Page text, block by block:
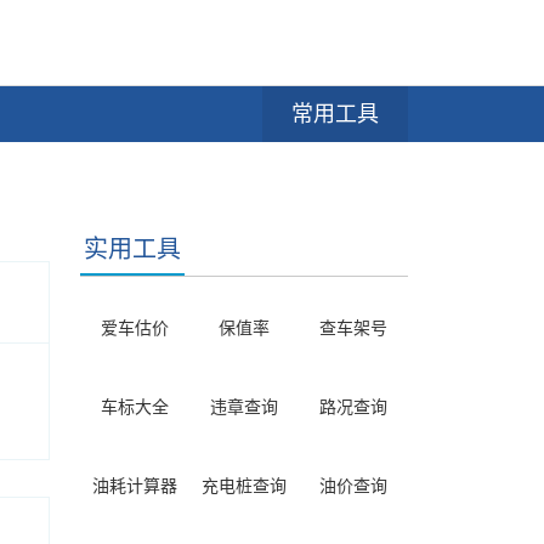
常用工具
实用工具
爱车估价 保值率 查车架号
车标大全 违章查询 路况查询
油耗计算器 充电桩查询 油价查询